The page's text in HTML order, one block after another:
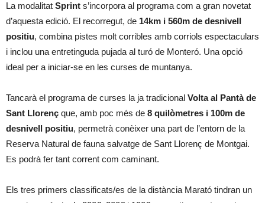
La modalitat Sprint s’incorpora al programa com a gran novetat
d’aquesta edició. El recorregut, de 14km i 560m de desnivell
positiu, combina pistes molt corribles amb corriols espectaculars
i inclou una entretinguda pujada al turó de Monteró. Una opció
ideal per a iniciar-se en les curses de muntanya.
Tancarà el programa de curses la ja tradicional Volta al Pantà de
Sant Llorenç que, amb poc més de 8 quilòmetres i 100m de
desnivell positiu, permetrà conèixer una part de l’entorn de la
Reserva Natural de fauna salvatge de Sant Llorenç de Montgai.
Es podrà fer tant corrent com caminant.
Els tres primers classificats/es de la distància Marató tindran un